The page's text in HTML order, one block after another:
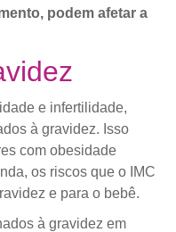
podem afetar a
e infertilidade,
à gravidez. Isso
com obesidade
os riscos que o IMC
e para o bebê.
à gravidez em